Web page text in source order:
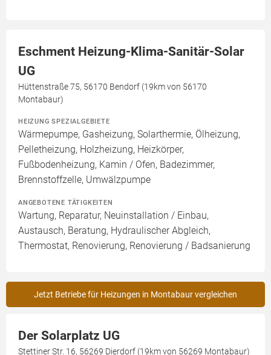
Eschment Heizung-Klima-Sanitär-Solar
UG
Hüttenstraße 75, 56170 Bendorf (19km von 56170
Montabaur)
HEIZUNG SPEZIALGEBIETE
Wärmepumpe, Gasheizung, Solarthermie, Ölheizung,
Pelletheizung, Holzheizung, Heizkörper,
Fußbodenheizung, Kamin / Ofen, Badezimmer,
Brennstoffzelle, Umwälzpumpe
ANGEBOTENE TÄTIGKEITEN
Wartung, Reparatur, Neuinstallation / Einbau,
Austausch, Beratung, Hydraulischer Abgleich,
Thermostat, Renovierung, Renovierung / Badsanierung
Jetzt Betriebe für Heizungen in Montabaur vergleichen
Der Solarplatz UG
Stettiner Str. 16, 56269 Dierdorf (19km von 56269 Montabaur)